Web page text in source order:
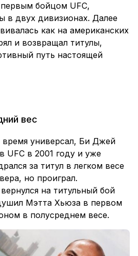
бойцом UFC,
в двух дивизионах. Далее
как на американских
и возвращал титулы,
путь настоящей
вес
универсал, Би Джей
UFC в 2001 году и уже
за титул в легком весе
но проиграл.
на титульный бой
Мэтта Хьюза в первом
в полусреднем весе.